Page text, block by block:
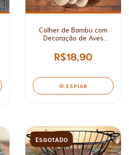
Colher de Bambu com
Decoração de Aves
R$18,90
ESPIAR
ESGOTADO